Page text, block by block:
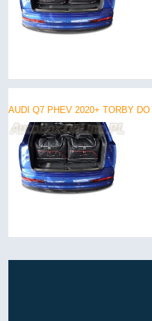
AUDI Q7 PHEV 2020+ TORBY